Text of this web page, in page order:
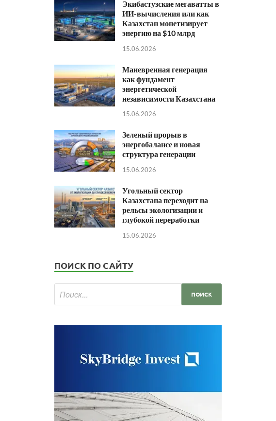
Экибастузские мегаватты в
ИИ-вычисления или как
Казахстан монетизирует
энергию на $10 млрд
15.06.2026
Маневренная генерация
как фундамент
энергетической
независимости Казахстана
15.06.2026
Зеленый прорыв в
энергобалансе и новая
структура генерации
15.06.2026
Угольный сектор
Казахстана переходит на
рельсы экологизации и
глубокой переработки
15.06.2026
ПОИСК ПО САЙТУ